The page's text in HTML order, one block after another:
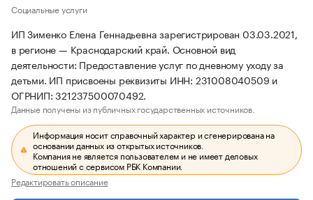
Социальные услуги
ИП Зименко Елена Геннадьевна зарегистрирован 03.03.2021,
в регионе — Краснодарский край. Основной вид
деятельности: Предоставление услуг по дневному уходу за
детьми. ИП присвоены реквизиты ИНН: 231008040509 и
ОГРНИП: 321237500070492.
Данные получены из публичных государственных источников.
Информация носит справочный характер и сгенерирована на
основании данных из открытых источников.
Компания не является пользователем и не имеет деловых
отношений с сервисом РБК Компании.
Редактировать описание